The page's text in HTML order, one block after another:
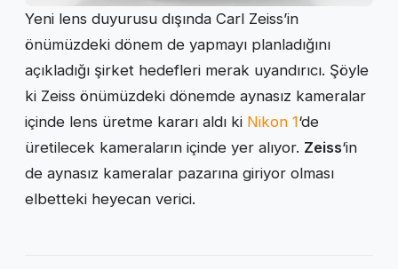
Yeni lens duyurusu dışında Carl Zeiss’in
önümüzdeki dönem de yapmayı planladığını
açıkladığı şirket hedefleri merak uyandırıcı. Şöyle
ki Zeiss önümüzdeki dönemde aynasız kameralar
içinde lens üretme kararı aldı ki Nikon 1‘de
üretilecek kameraların içinde yer alıyor. Zeiss‘in
de aynasız kameralar pazarına giriyor olması
elbetteki heyecan verici.